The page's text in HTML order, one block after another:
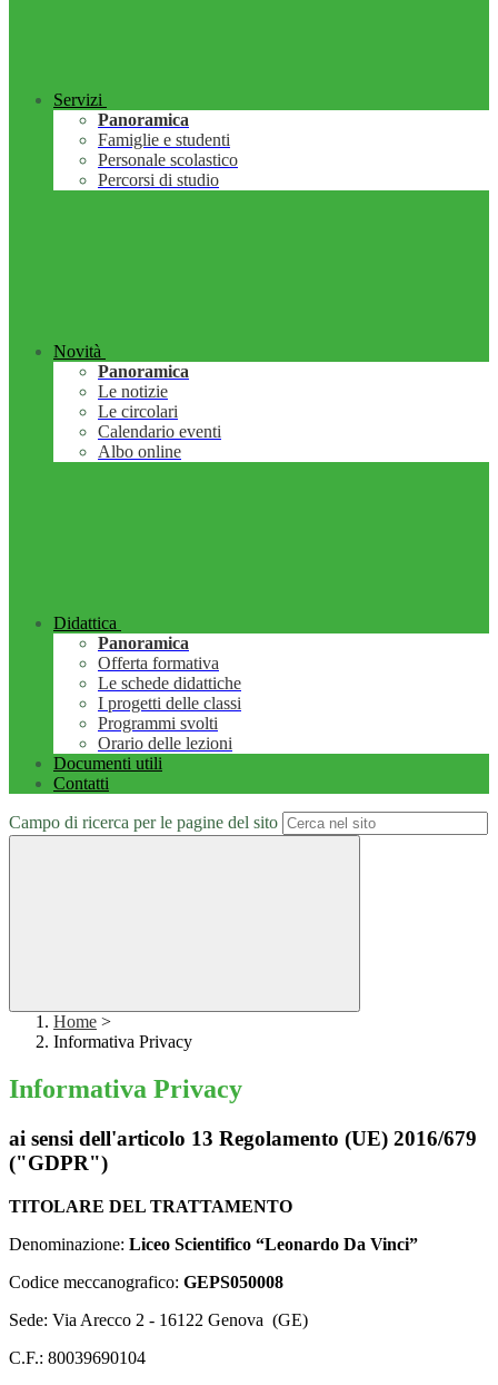
Servizi
Panoramica
Famiglie e studenti
Personale scolastico
Percorsi di studio
Novità
Panoramica
Le notizie
Le circolari
Calendario eventi
Albo online
Didattica
Panoramica
Offerta formativa
Le schede didattiche
I progetti delle classi
Programmi svolti
Orario delle lezioni
Documenti utili
Contatti
Campo di ricerca per le pagine del sito
Home >
Informativa Privacy
Informativa Privacy
ai sensi dell'articolo 13 Regolamento (UE) 2016/679
("GDPR")
TITOLARE DEL TRATTAMENTO
Denominazione: Liceo Scientifico “Leonardo Da Vinci”
Codice meccanografico: GEPS050008
Sede: Via Arecco 2 - 16122 Genova (GE)
C.F.: 80039690104